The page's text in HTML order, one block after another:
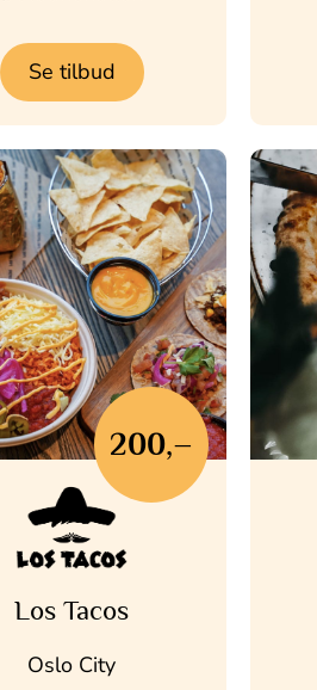
Se tilbud
Los Tacos
Oslo City
200,–